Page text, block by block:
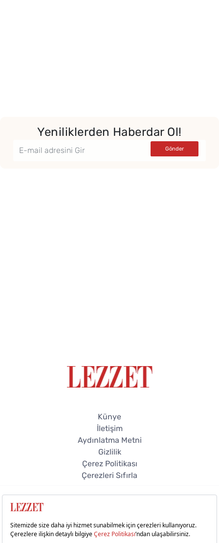
Yeniliklerden Haberdar Ol!
Künye
İletişim
Aydınlatma Metni
Gizlilik
Çerez Politikası
Çerezleri Sıfırla